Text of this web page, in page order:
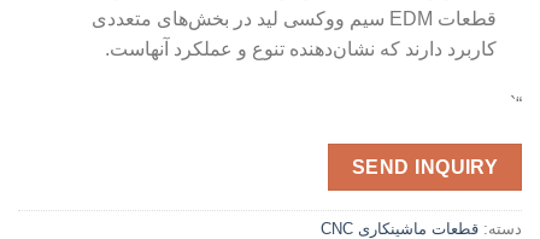
قطعات EDM سیم ووکسی لید در بخش‌های متعددی
کاربرد دارند که نشان‌دهنده تنوع و عملکرد آنهاست.
“`
SEND INQUIRY
دسته: قطعات ماشینکاری CNC